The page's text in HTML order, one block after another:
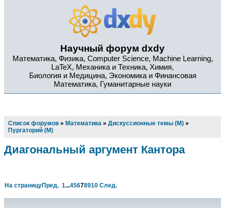
Научный форум dxdy
Математика, Физика, Computer Science, Machine Learning,
LaTeX, Механика и Техника, Химия,
Биология и Медицина, Экономика и Финансовая
Математика, Гуманитарные науки
Список форумов » Математика » Дискуссионные темы (М) »
Пургаторий (М)
Диагональный аргумент Кантора
На страницуПред. 1...45678910 След.